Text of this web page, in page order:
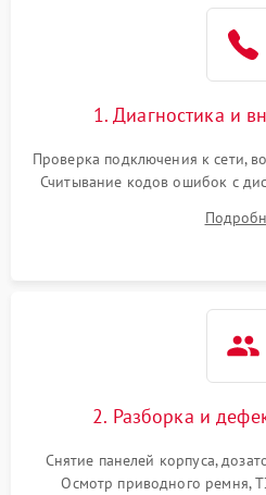
1. Диагностика и
Проверка подключения к сети,
Считывание кодов ошибок с
выявления посторонних шумов,
электронного
2. Разборка и
Снятие панелей корпуса,
Осмотр приводного ремня,